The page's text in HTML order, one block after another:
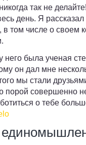
так не
день. Я
в том числе о своем
него была ученая
он дал мне
мы стали
порой совершенно
о тебе